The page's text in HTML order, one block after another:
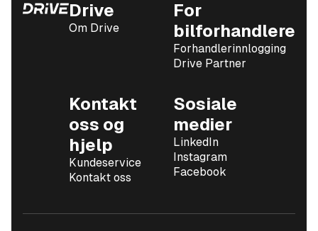
Drive
Om Drive
For
bilforhandlere
Forhandlerinnlogging
Drive Partner
Kontakt
oss og
hjelp
Kundeservice
Kontakt oss
Sosiale
medier
LinkedIn
Instagram
Facebook